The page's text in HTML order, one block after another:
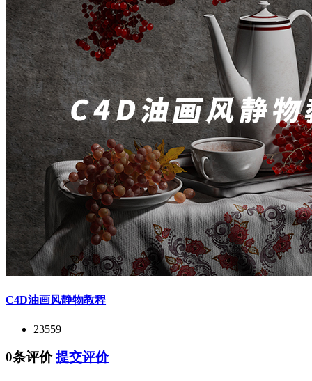
C4D油画风静物教程
23559
0条评价 提交评价